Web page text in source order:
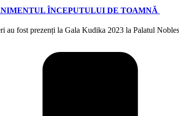
ÎNCEPUTULUI DE TOAMNĂ
au fost prezenți la Gala Kudika 2023 la Palatul